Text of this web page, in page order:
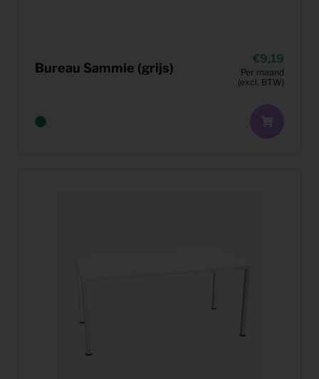
Bureau Sammie (grijs)
9,19
Per maand
(excl. BTW)